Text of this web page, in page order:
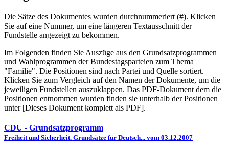
Die Sätze des Dokum­entes wurden durch­nummeriert (#). Klicken
Sie auf eine Nummer, um eine längeren Textausschnitt der
Fundstelle angezeigt zu bekommen.
Im Folgenden finden Sie Auszüge aus den Grundsatz­program­men
und Wahl­program­men der Bundes­tags­parteien zum Thema
"Familie". Die Posi­tionen sind nach Partei und Quelle sortiert.
Klicken Sie zum Vergleich auf den Namen der Dokumente, um die
jeweiligen Fundstellen aus­zu­klappen. Das PDF-Dokument dem die
Posi­tionen entnommen wurden finden sie unterhalb der Positionen
unter [Dieses Dokument komplett als PDF].
CDU - Grundsatzprogramm
Freiheit und Sicherheit. Grundsätze für Deutsch... vom 03.12.2007